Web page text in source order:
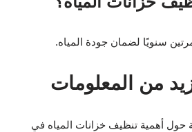
سنويًا لضمان جودة المياه.
من المعلومات
حول أهمية تنظيف خزانات المياه في